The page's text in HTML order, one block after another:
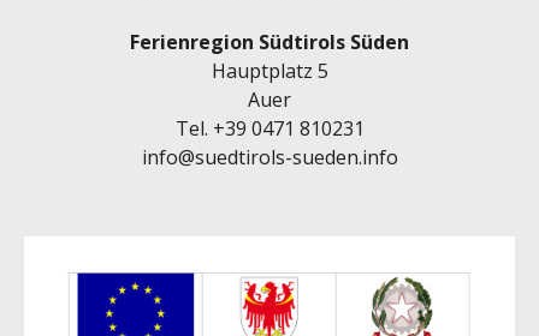
Ferienregion Südtirols Süden
Hauptplatz 5
Auer
Tel. +39 0471 810231
info@suedtirols-sueden.info